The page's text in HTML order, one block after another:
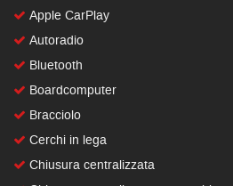
Apple CarPlay
Autoradio
Bluetooth
Boardcomputer
Bracciolo
Cerchi in lega
Chiusura centralizzata